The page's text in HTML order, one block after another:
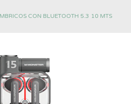
CON BLUETOOTH 5.3 10 MTS